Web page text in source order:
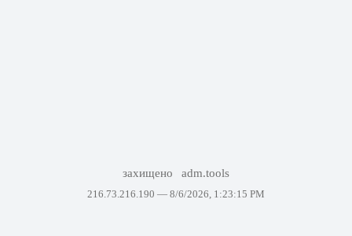
захищено adm.tools
216.73.216.190 — 8/6/2026, 1:23:15 PM